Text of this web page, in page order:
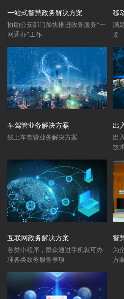
一站式智慧政务解决方案
协助公安部门加快推进政务服务“一
网通办”工作
移
满
要
车驾管业务解决方案
线上车驾管业务解决方案
出
出
技
互联网政务解决方案
各类小程序，群众通过手机就可办
理各类政务服务事项
智
为
方